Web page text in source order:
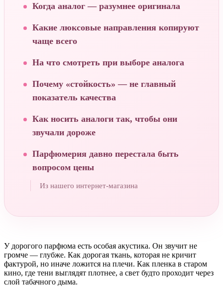
Когда аналог — разумнее оригинала
Какие люксовые направления копируют
чаще всего
На что смотреть при выборе аналога
Почему «стойкость» — не главный
показатель качества
Как носить аналоги так, чтобы они
звучали дороже
Парфюмерия давно перестала быть
вопросом цены
Из нашего интернет-магазина
У дорогого парфюма есть особая акустика. Он звучит не
громче — глубже. Как дорогая ткань, которая не кричит
фактурой, но иначе ложится на плечи. Как пленка в старом
кино, где тени выглядят плотнее, а свет будто проходит через
слой табачного дыма.